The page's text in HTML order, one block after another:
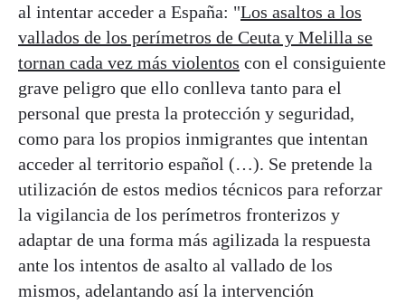
al intentar acceder a España: "Los asaltos a los
vallados de los perímetros de Ceuta y Melilla se
tornan cada vez más violentos con el consiguiente
grave peligro que ello conlleva tanto para el
personal que presta la protección y seguridad,
como para los propios inmigrantes que intentan
acceder al territorio español (…). Se pretende la
utilización de estos medios técnicos para reforzar
la vigilancia de los perímetros fronterizos y
adaptar de una forma más agilizada la respuesta
ante los intentos de asalto al vallado de los
mismos, adelantando así la intervención